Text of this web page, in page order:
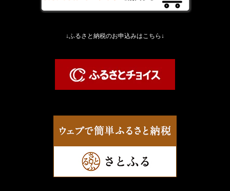
↓ふるさと納税のお申込みはこちら↓